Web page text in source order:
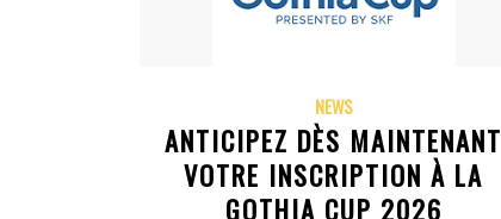
NEWS
ANTICIPEZ DÈS MAINTENANT
VOTRE INSCRIPTION À LA
GOTHIA CUP 2026